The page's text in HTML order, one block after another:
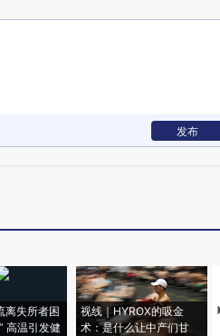
发布
离失所者困
高温引发健
视线｜HYROX的吸金
术：是什么让中产们甘